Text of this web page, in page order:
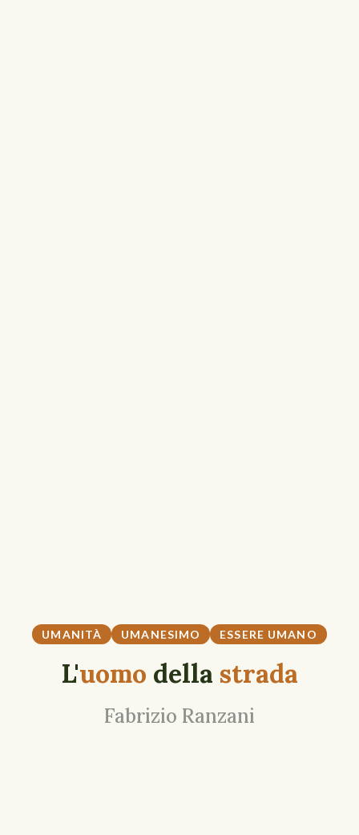
UMANITÀ UMANESIMO ESSERE UMANO
L'uomo della strada
Fabrizio Ranzani